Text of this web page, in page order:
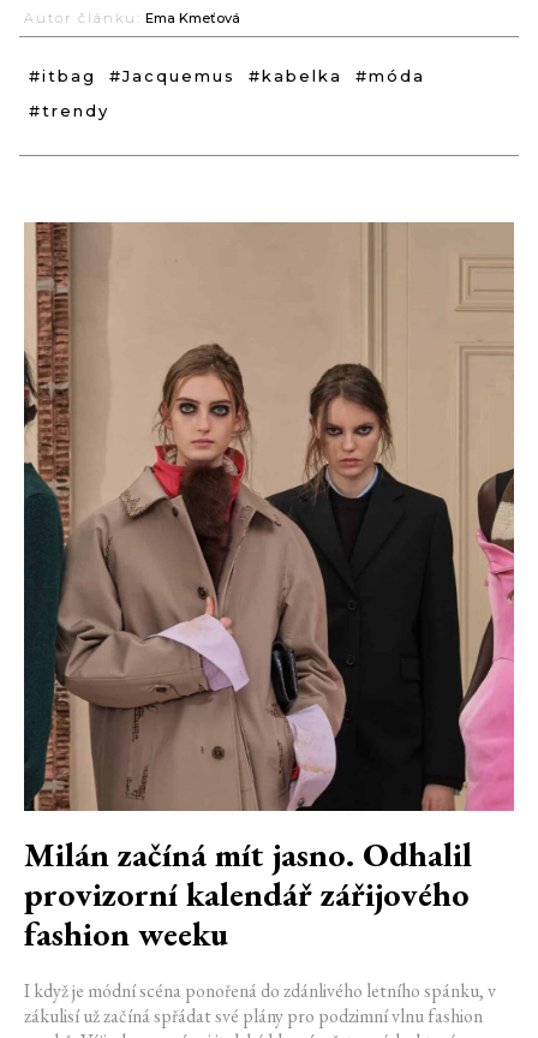
Autor článku: Ema Kmeťová
#itbag #Jacquemus #kabelka
#móda
#trendy
Milán začíná mít jasno. Odhalil
provizorní kalendář zářijového
fashion weeku
I když je módní scéna ponořená do zdánlivého letního spánku, v
zákulisí už začíná spřádat své plány pro podzimní vlnu fashion